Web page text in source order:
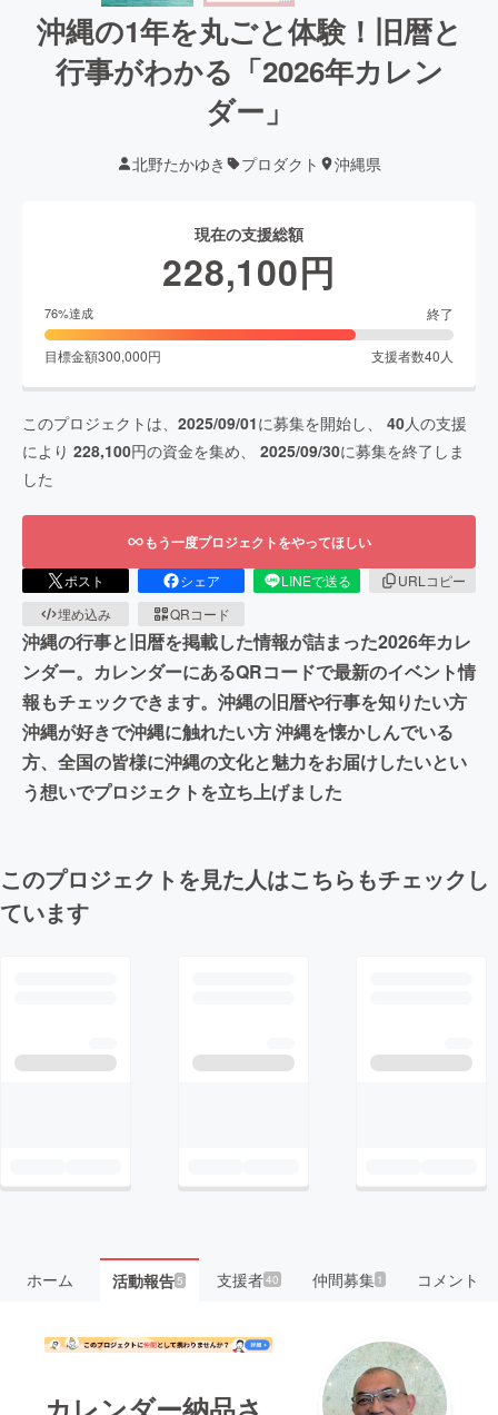
沖縄の1年を丸ごと体験！旧暦と
行事がわかる「2026年カレン
ダー」
北野たかゆき プロダクト 沖縄県
現在の支援総額
228,100円
76%達成 終了
目標金額300,000円 支援者数40 人
このプロジェクトは、 2025/09/01に募集を開始し、 40人の支援
により 228,100円の資金を集め、 2025/09/30に募集を終了しま
した
もう一度プロジェクトをやってほしい
ポスト シェア LINEで送る
URLコピー
埋め込み
QRコード
沖縄の行事と旧暦を掲載した情報が詰まった2026年カレ
ンダー。カレンダーにあるQRコードで最新のイベント情
報もチェックできます。沖縄の旧暦や行事を知りたい方
沖縄が好きで沖縄に触れたい方 沖縄を懐かしんでいる
方、全国の皆様に沖縄の文化と魅力をお届けしたいとい
う想いでプロジェクトを立ち上げました
このプロジェクトを見た人はこちらもチェックし
ています
ホーム 活動報告5 支援者40 仲間募集 1 コメント